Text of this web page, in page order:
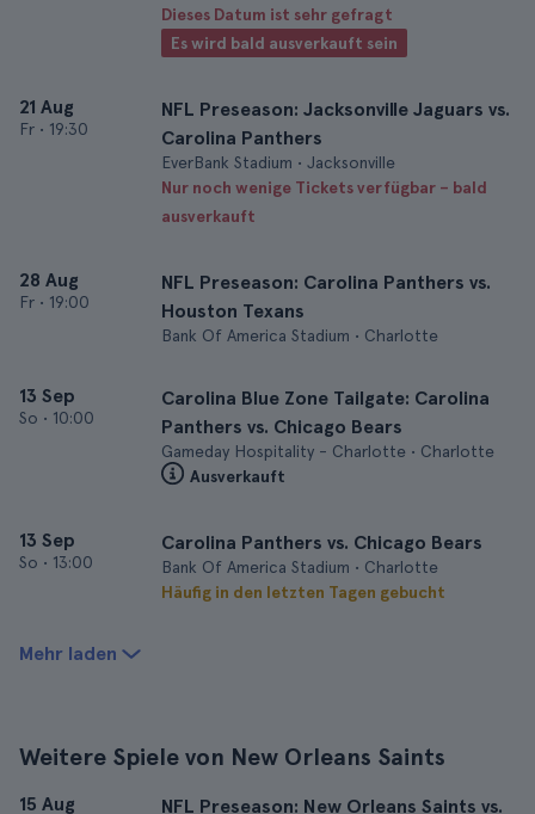
Dieses Datum ist sehr gefragt
Es wird bald ausverkauft sein
21 Aug
Fr • 19:30
NFL Preseason: Jacksonville Jaguars vs.
Carolina Panthers
EverBank Stadium • Jacksonville
Nur noch wenige Tickets verfügbar – bald
ausverkauft
28 Aug
Fr • 19:00
NFL Preseason: Carolina Panthers vs.
Houston Texans
Bank Of America Stadium • Charlotte
13 Sep
So • 10:00
Carolina Blue Zone Tailgate: Carolina
Panthers vs. Chicago Bears
Gameday Hospitality - Charlotte • Charlotte
Ausverkauft
13 Sep
So • 13:00
Carolina Panthers vs. Chicago Bears
Bank Of America Stadium • Charlotte
Häufig in den letzten Tagen gebucht
Mehr laden
Weitere Spiele von New Orleans Saints
15 Aug
NFL Preseason: New Orleans Saints vs.